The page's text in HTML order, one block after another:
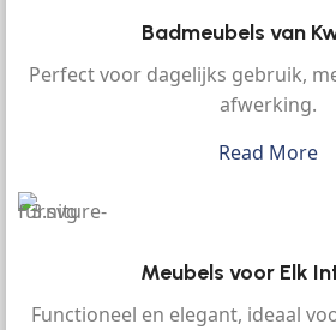
Badmeubels van
Perfect voor dagelijks gebruik,
afwerking.
Read More
Meubels voor Elk
Functioneel en elegant, ideaal